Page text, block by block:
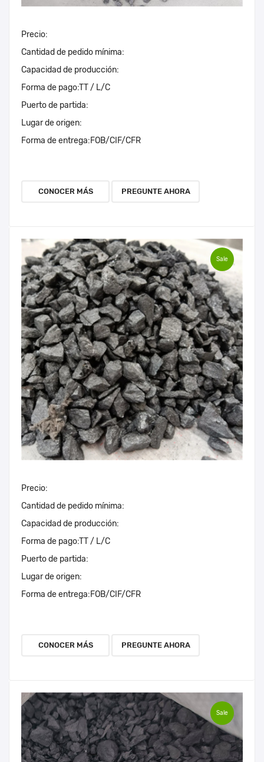
Precio:
Cantidad de pedido mínima:
Capacidad de producción:
Forma de pago:TT / L/C
Puerto de partida:
Lugar de origen:
Forma de entrega:FOB/CIF/CFR
CONOCER MÁS PREGUNTE AHORA
Sale
Precio:
Cantidad de pedido mínima:
Capacidad de producción:
Forma de pago:TT / L/C
Puerto de partida:
Lugar de origen:
Forma de entrega:FOB/CIF/CFR
CONOCER MÁS PREGUNTE AHORA
Sale